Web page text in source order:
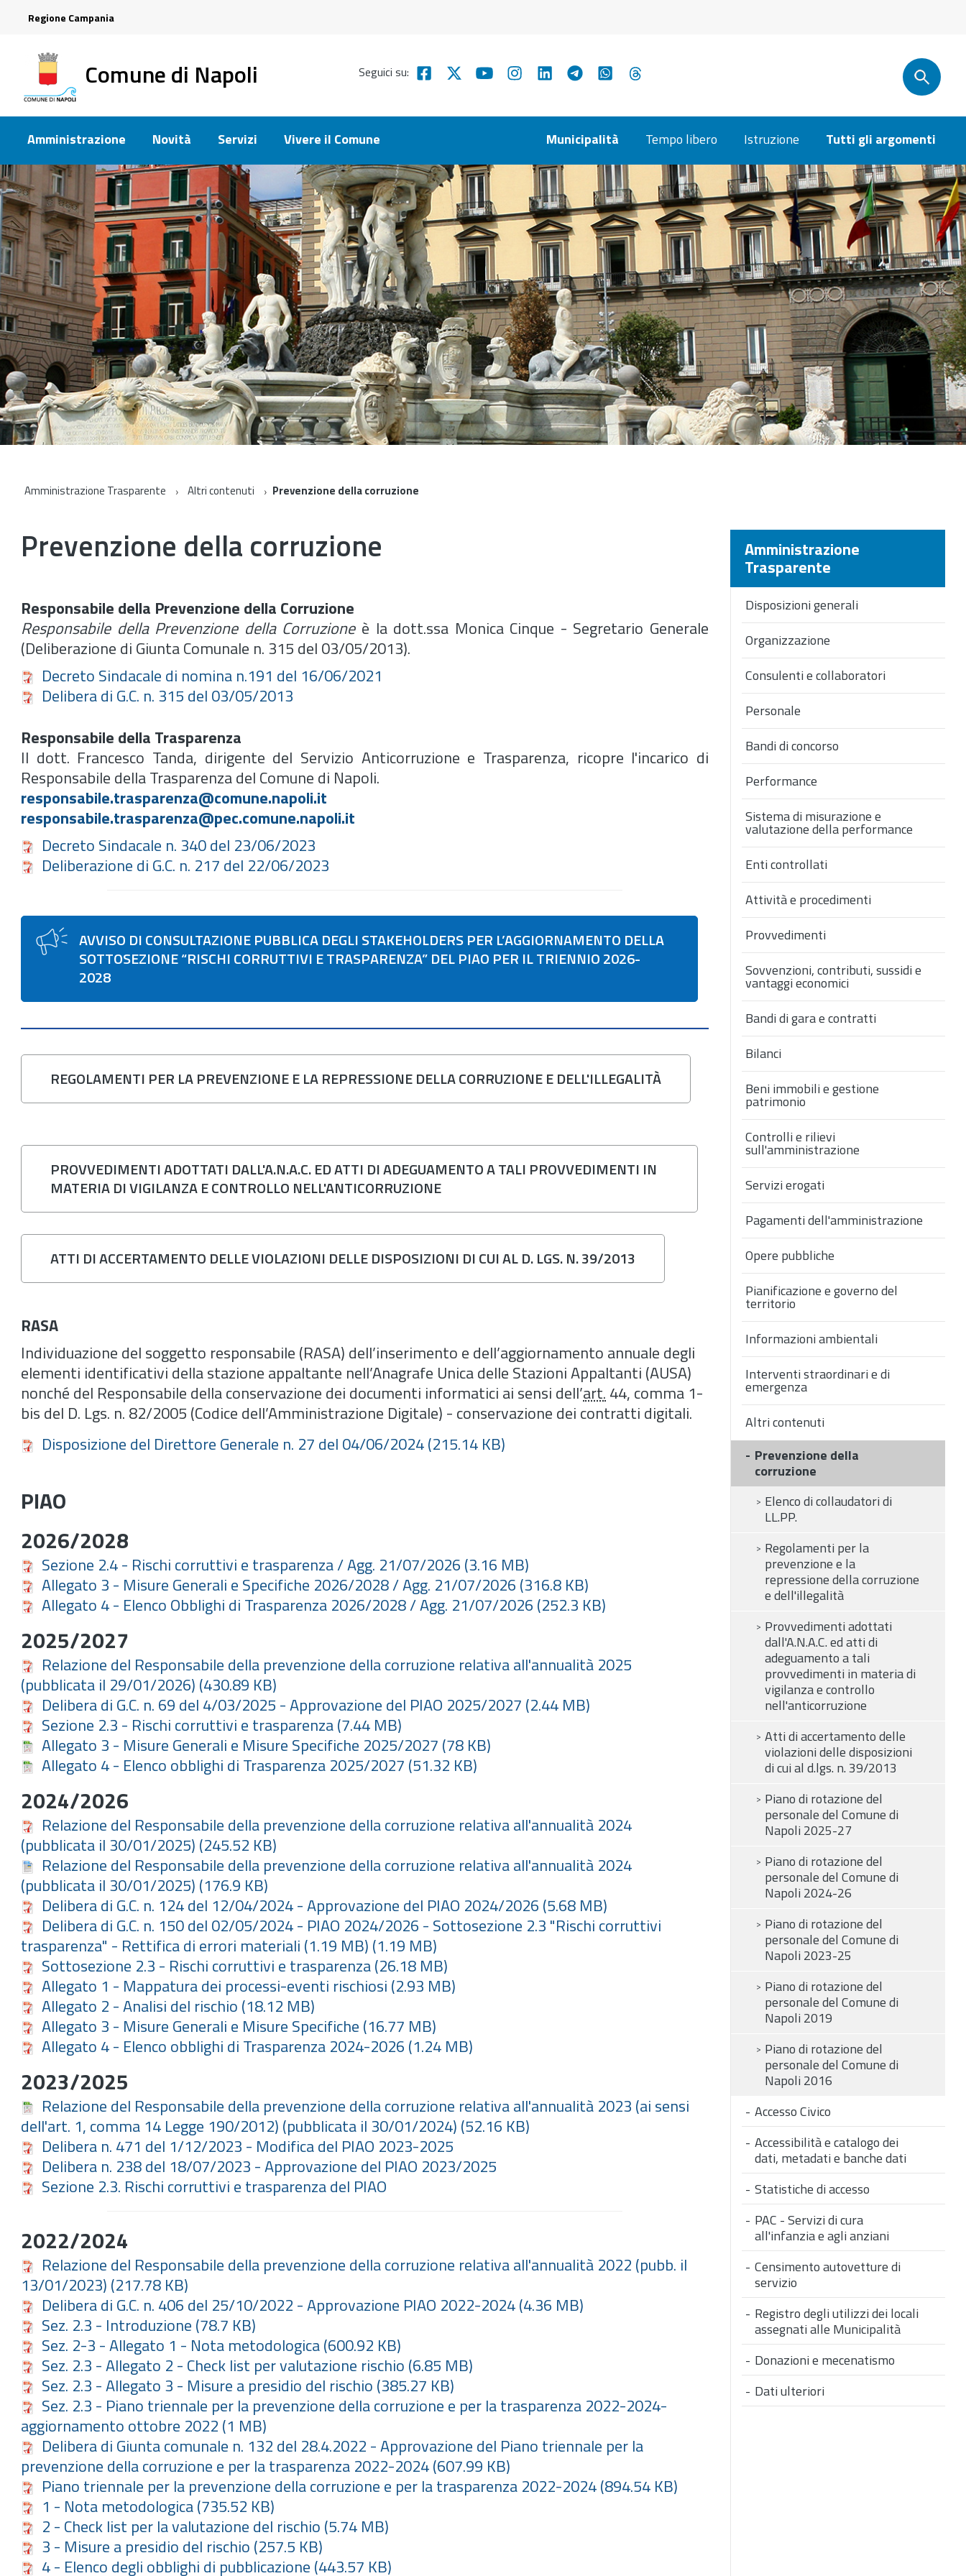
Regione Campania
Comune di Napoli Seguici su:
Amministrazione Novità Servizi Vivere il Comune Municipalità Tempo libero Istruzione Tutti gli argomenti
Amministrazione Trasparente Altri contenuti Prevenzione della corruzione
Prevenzione della corruzione
Responsabile della Prevenzione della Corruzione
Responsabile della Prevenzione della Corruzione è la dott.ssa Monica Cinque - Segretario Generale
(Deliberazione di Giunta Comunale n. 315 del 03/05/2013).
Decreto Sindacale di nomina n.191 del 16/06/2021
Delibera di G.C. n. 315 del 03/05/2013
Responsabile della Trasparenza
Il dott. Francesco Tanda, dirigente del Servizio Anticorruzione e Trasparenza, ricopre l'incarico di
Responsabile della Trasparenza del Comune di Napoli.
responsabile.trasparenza@comune.napoli.it
responsabile.trasparenza@pec.comune.napoli.it
Decreto Sindacale n. 340 del 23/06/2023
Deliberazione di G.C. n. 217 del 22/06/2023
AVVISO DI CONSULTAZIONE PUBBLICA DEGLI STAKEHOLDERS PER L’AGGIORNAMENTO DELLA
SOTTOSEZIONE “RISCHI CORRUTTIVI E TRASPARENZA” DEL PIAO PER IL TRIENNIO 2026-
2028
REGOLAMENTI PER LA PREVENZIONE E LA REPRESSIONE DELLA CORRUZIONE E DELL'ILLEGALITÀ
PROVVEDIMENTI ADOTTATI DALL'A.N.A.C. ED ATTI DI ADEGUAMENTO A TALI PROVVEDIMENTI IN
MATERIA DI VIGILANZA E CONTROLLO NELL'ANTICORRUZIONE
ATTI DI ACCERTAMENTO DELLE VIOLAZIONI DELLE DISPOSIZIONI DI CUI AL D. LGS. N. 39/2013
RASA
Individuazione del soggetto responsabile (RASA) dell’inserimento e dell’aggiornamento annuale degli
elementi identificativi della stazione appaltante nell’Anagrafe Unica delle Stazioni Appaltanti (AUSA)
nonché del Responsabile della conservazione dei documenti informatici ai sensi dell’art. 44, comma 1-
bis del D. Lgs. n. 82/2005 (Codice dell’Amministrazione Digitale) - conservazione dei contratti digitali.
Disposizione del Direttore Generale n. 27 del 04/06/2024(215.14 KB)
PIAO
2026/2028
Sezione 2.4 - Rischi corruttivi e trasparenza / Agg. 21/07/2026 (3.16 MB)
Allegato 3 - Misure Generali e Specifiche 2026/2028 / Agg. 21/07/2026 (316.8 KB)
Allegato 4 - Elenco Obblighi di Trasparenza 2026/2028 / Agg. 21/07/2026 (252.3 KB)
2025/2027
Relazione del Responsabile della prevenzione della corruzione relativa all'annualità 2025
(pubblicata il 29/01/2026) (430.89 KB)
Delibera di G.C. n. 69 del 4/03/2025 - Approvazione del PIAO 2025/2027 (2.44 MB)
Sezione 2.3 - Rischi corruttivi e trasparenza(7.44 MB)
Allegato 3 - Misure Generali e Misure Specifiche 2025/2027 (78 KB)
Allegato 4 - Elenco obblighi di Trasparenza 2025/2027 (51.32 KB)
2024/2026
Relazione del Responsabile della prevenzione della corruzione relativa all'annualità 2024
(pubblicata il 30/01/2025) (245.52 KB)
Relazione del Responsabile della prevenzione della corruzione relativa all'annualità 2024
(pubblicata il 30/01/2025) (176.9 KB)
Delibera di G.C. n. 124 del 12/04/2024 - Approvazione del PIAO 2024/2026 (5.68 MB)
Delibera di G.C. n. 150 del 02/05/2024 - PIAO 2024/2026 - Sottosezione 2.3 "Rischi corruttivi
trasparenza" - Rettifica di errori materiali (1.19 MB) (1.19 MB)
Sottosezione 2.3 - Rischi corruttivi e trasparenza(26.18 MB)
Allegato 1 - Mappatura dei processi-eventi rischiosi (2.93 MB)
Allegato 2 - Analisi del rischio (18.12 MB)
Allegato 3 - Misure Generali e Misure Specifiche (16.77 MB)
Allegato 4 - Elenco obblighi di Trasparenza 2024-2026 (1.24 MB)
2023/2025
Relazione del Responsabile della prevenzione della corruzione relativa all'annualità 2023 (ai sensi
dell'art. 1, comma 14 Legge 190/2012) (pubblicata il 30/01/2024) (52.16 KB)
Delibera n. 471 del 1/12/2023 - Modifica del PIAO 2023-2025
Delibera n. 238 del 18/07/2023 - Approvazione del PIAO 2023/2025
Sezione 2.3. Rischi corruttivi e trasparenza del PIAO
2022/2024
Relazione del Responsabile della prevenzione della corruzione relativa all'annualità 2022 (pubb. il
13/01/2023) (217.78 KB)
Delibera di G.C. n. 406 del 25/10/2022 - Approvazione PIAO 2022-2024(4.36 MB)
Sez. 2.3 - Introduzione (78.7 KB)
Sez. 2-3 - Allegato 1 - Nota metodologica(600.92 KB)
Sez. 2.3 - Allegato 2 - Check list per valutazione rischio (6.85 MB)
Sez. 2.3 - Allegato 3 - Misure a presidio del rischio (385.27 KB)
Sez. 2.3 - Piano triennale per la prevenzione della corruzione e per la trasparenza 2022-2024-
aggiornamento ottobre 2022 (1 MB)
Delibera di Giunta comunale n. 132 del 28.4.2022 - Approvazione del Piano triennale per la
prevenzione della corruzione e per la trasparenza 2022-2024(607.99 KB)
Piano triennale per la prevenzione della corruzione e per la trasparenza 2022-2024(894.54 KB)
1 - Nota metodologica(735.52 KB)
2 - Check list per la valutazione del rischio (5.74 MB)
3 - Misure a presidio del rischio (257.5 KB)
4 - Elenco degli obblighi di pubblicazione (443.57 KB)
Amministrazione
Trasparente
Disposizioni generali
Organizzazione
Consulenti e collaboratori
Personale
Bandi di concorso
Performance
Sistema di misurazione e
valutazione della performance
Enti controllati
Attività e procedimenti
Provvedimenti
Sovvenzioni, contributi, sussidi e
vantaggi economici
Bandi di gara e contratti
Bilanci
Beni immobili e gestione
patrimonio
Controlli e rilievi
sull'amministrazione
Servizi erogati
Pagamenti dell'amministrazione
Opere pubbliche
Pianificazione e governo del
territorio
Informazioni ambientali
Interventi straordinari e di
emergenza
Altri contenuti
Prevenzione della
corruzione
Elenco di collaudatori di
LL.PP.
Regolamenti per la
prevenzione e la
repressione della corruzione
e dell'illegalità
Provvedimenti adottati
dall'A.N.A.C. ed atti di
adeguamento a tali
provvedimenti in materia di
vigilanza e controllo
nell'anticorruzione
Atti di accertamento delle
violazioni delle disposizioni
di cui al d.lgs. n. 39/2013
Piano di rotazione del
personale del Comune di
Napoli 2025-27
Piano di rotazione del
personale del Comune di
Napoli 2024-26
Piano di rotazione del
personale del Comune di
Napoli 2023-25
Piano di rotazione del
personale del Comune di
Napoli 2019
Piano di rotazione del
personale del Comune di
Napoli 2016
Accesso Civico
Accessibilità e catalogo dei
dati, metadati e banche dati
Statistiche di accesso
PAC - Servizi di cura
all'infanzia e agli anziani
Censimento autovetture di
servizio
Registro degli utilizzi dei locali
assegnati alle Municipalità
Donazioni e mecenatismo
Dati ulteriori